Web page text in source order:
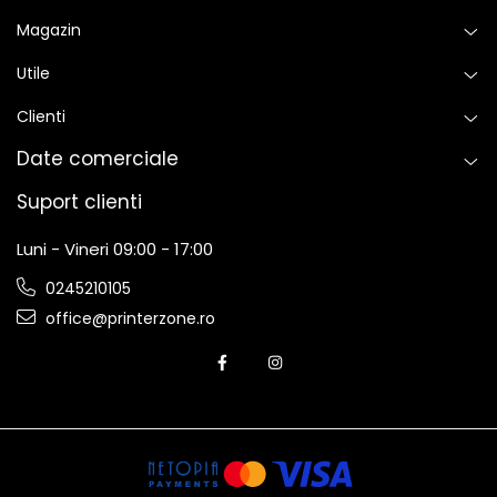
Magazin
Utile
Clienti
Date comerciale
Suport clienti
Luni - Vineri 09:00 - 17:00
0245210105
office@printerzone.ro